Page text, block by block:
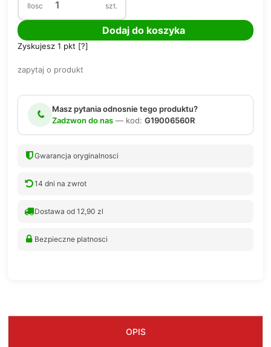
Ilosc szt.
Dodaj do koszyka
Zyskujesz 1 pkt [?]
zapytaj o produkt
Masz pytania odnosnie tego produktu?
Zadzwon do nas — kod: G19006560R
Gwarancja oryginalnosci
14 dni na zwrot
Dostawa od 12,90 zl
Bezpieczne platnosci
OPIS